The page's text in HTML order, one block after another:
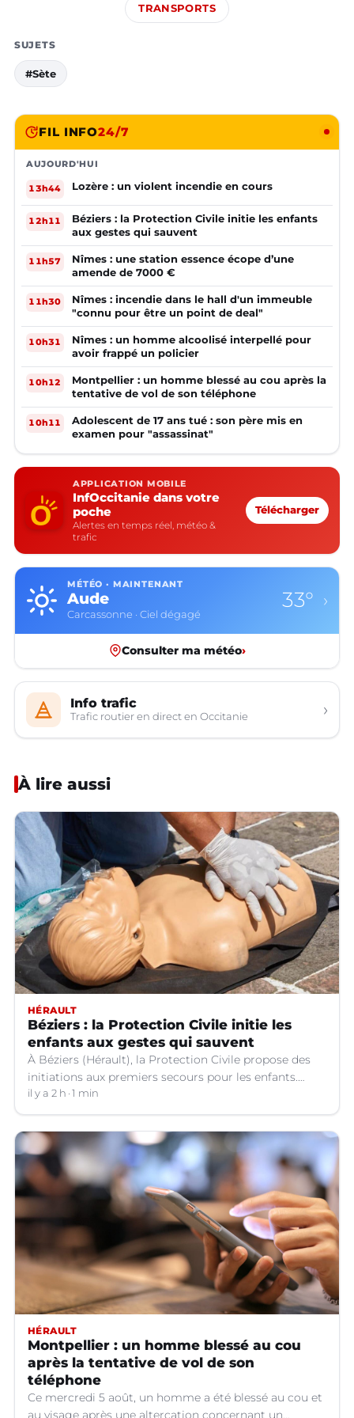
TRANSPORTS
SUJETS
#Sète
FIL INFO24/7
AUJOURD'HUI
13h44 Lozère : un violent incendie en cours
12h11
Béziers : la Protection Civile initie les enfants
aux gestes qui sauvent
11h57
Nîmes : une station essence écope d’une
amende de 7000 €
11h30
Nîmes : incendie dans le hall d'un immeuble
"connu pour être un point de deal"
10h31
Nîmes : un homme alcoolisé interpellé pour
avoir frappé un policier
10h12
Montpellier : un homme blessé au cou après la
tentative de vol de son téléphone
10h11
Adolescent de 17 ans tué : son père mis en
examen pour "assassinat"
APPLICATION MOBILE
InfOccitanie dans votre
poche
Alertes en temps réel, météo &
trafic
Télécharger
MÉTÉO · MAINTENANT
Aude
Carcassonne · Ciel dégagé
33° ›
Consulter ma météo›
Info trafic
Trafic routier en direct en Occitanie ›
À lire aussi
HÉRAULT
Béziers : la Protection Civile initie les
enfants aux gestes qui sauvent
À Béziers (Hérault), la Protection Civile propose des
initiations aux premiers secours pour les enfants.
Voici ce qu'il faut savoir.
il y a 2 h 1 min
HÉRAULT
Montpellier : un homme blessé au cou
après la tentative de vol de son
téléphone
Ce mercredi 5 août, un homme a été blessé au cou et
au visage après une altercation concernant un